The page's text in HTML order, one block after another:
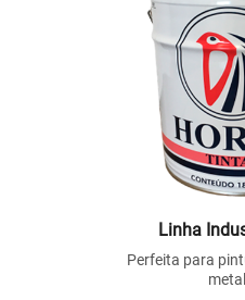
Linha
Perfeita para